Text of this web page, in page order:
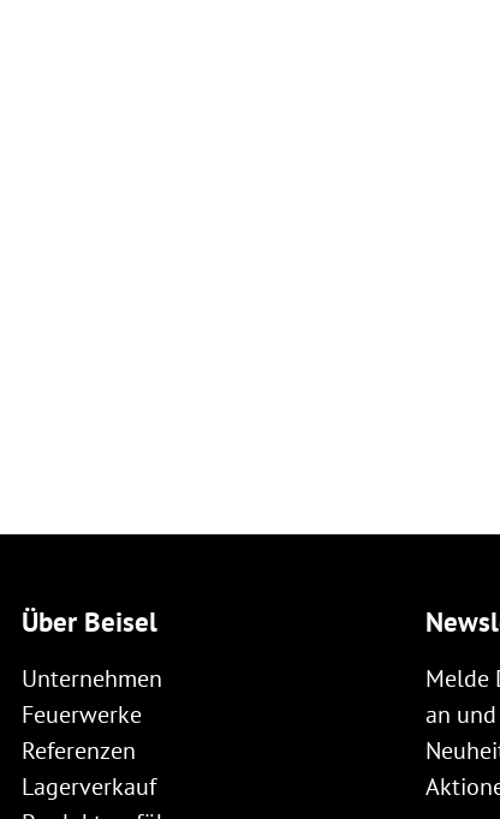
Über Beisel
Unternehmen
Feuerwerke
Referenzen
Lagerverkauf
Melde
an